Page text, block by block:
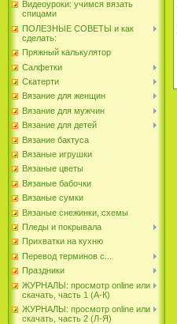
Видеоуроки: учимся вязать
спицами
ПОЛЕЗНЫЕ СОВЕТЫ и как
сделать:
Пряжный калькулятор
Салфетки
Скатерти
Вязание для женщин
Вязание для мужчин
Вязание для детей
Вязание бактуса
Вязаные игрушки
Вязаные цветы
Вязаные бабочки
Вязаные сумки
Вязаные снежинки, схемы
Пледы и покрывала
Прихватки на кухню
Перевод терминов с...
Праздники
ЖУРНАЛЫ: просмотр online или
скачать, часть 1 (А-К)
ЖУРНАЛЫ: просмотр online или
скачать, часть 2 (Л-Я)